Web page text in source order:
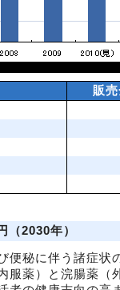
販
2030年）
便秘に伴う諸症状
服薬）と浣腸薬（